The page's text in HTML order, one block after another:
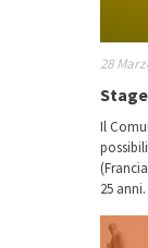
28
Il
25 anni.